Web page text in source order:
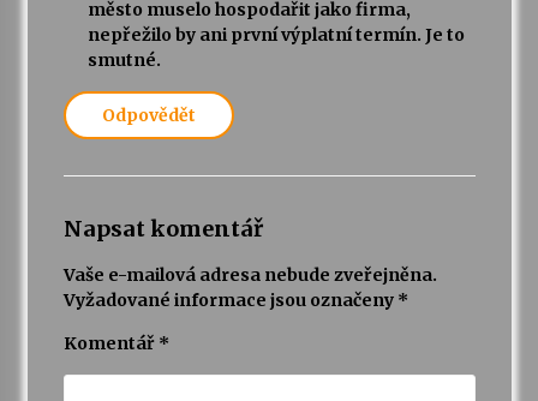
město muselo hospodařit jako firma,
nepřežilo by ani první výplatní termín. Je to
smutné.
Odpovědět
Napsat komentář
Vaše e-mailová adresa nebude zveřejněna.
Vyžadované informace jsou označeny *
Komentář *